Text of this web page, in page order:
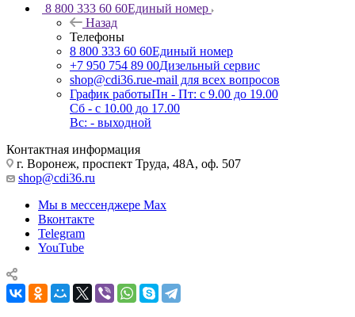
8 800 333 60 60Единый номер
Назад
Телефоны
8 800 333 60 60Единый номер
+7 950 754 89 00Дизельный сервис
shop@cdi36.rue-mail для всех вопросов
График работыПн - Пт: с 9.00 до 19.00
Сб - с 10.00 до 17.00
Вс: - выходной
Контактная информация
г. Воронеж, проспект Труда, 48А, оф. 507
shop@cdi36.ru
Мы в мессенджере Max
Вконтакте
Telegram
YouTube